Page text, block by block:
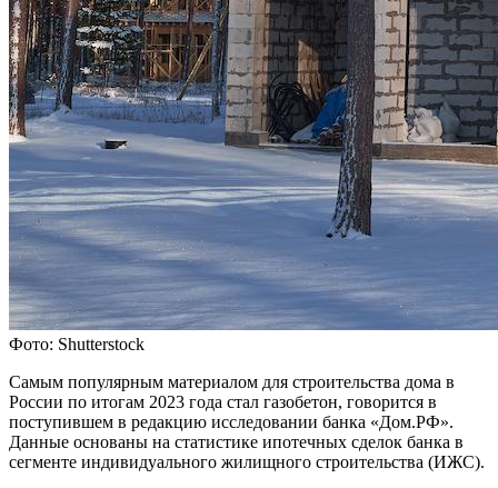
Фото: Shutterstock
Самым популярным материалом для строительства дома в
России по итогам 2023 года стал газобетон, говорится в
поступившем в редакцию исследовании банка «Дом.РФ».
Данные основаны на статистике ипотечных сделок банка в
сегменте индивидуального жилищного строительства (ИЖС).